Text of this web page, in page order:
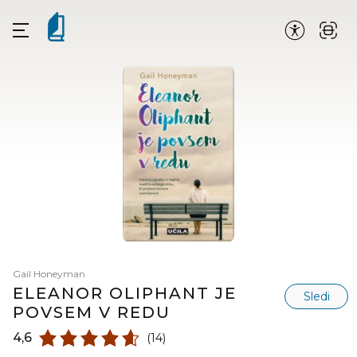
Gail Honeyman
ELEANOR OLIPHANT JE
POVSEM V REDU
Sledi
4,6 (14)